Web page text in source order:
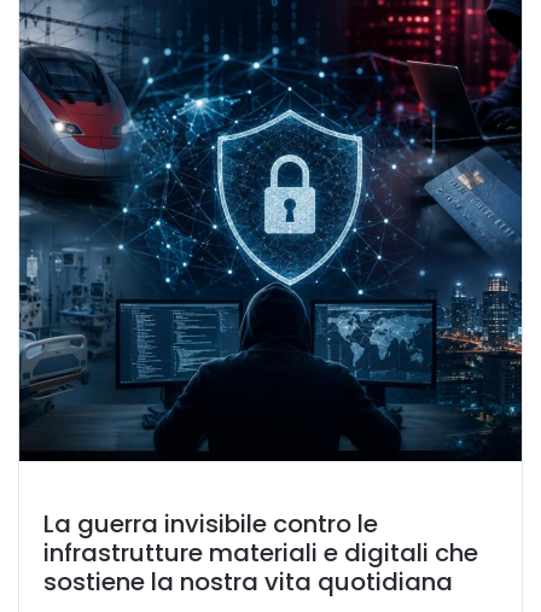
La guerra invisibile contro le
infrastrutture materiali e digitali che
sostiene la nostra vita quotidiana